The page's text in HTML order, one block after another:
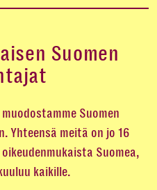
Suomen
Suomen
Yhteensä meitä on jo 16
Suomea,
kaikille.